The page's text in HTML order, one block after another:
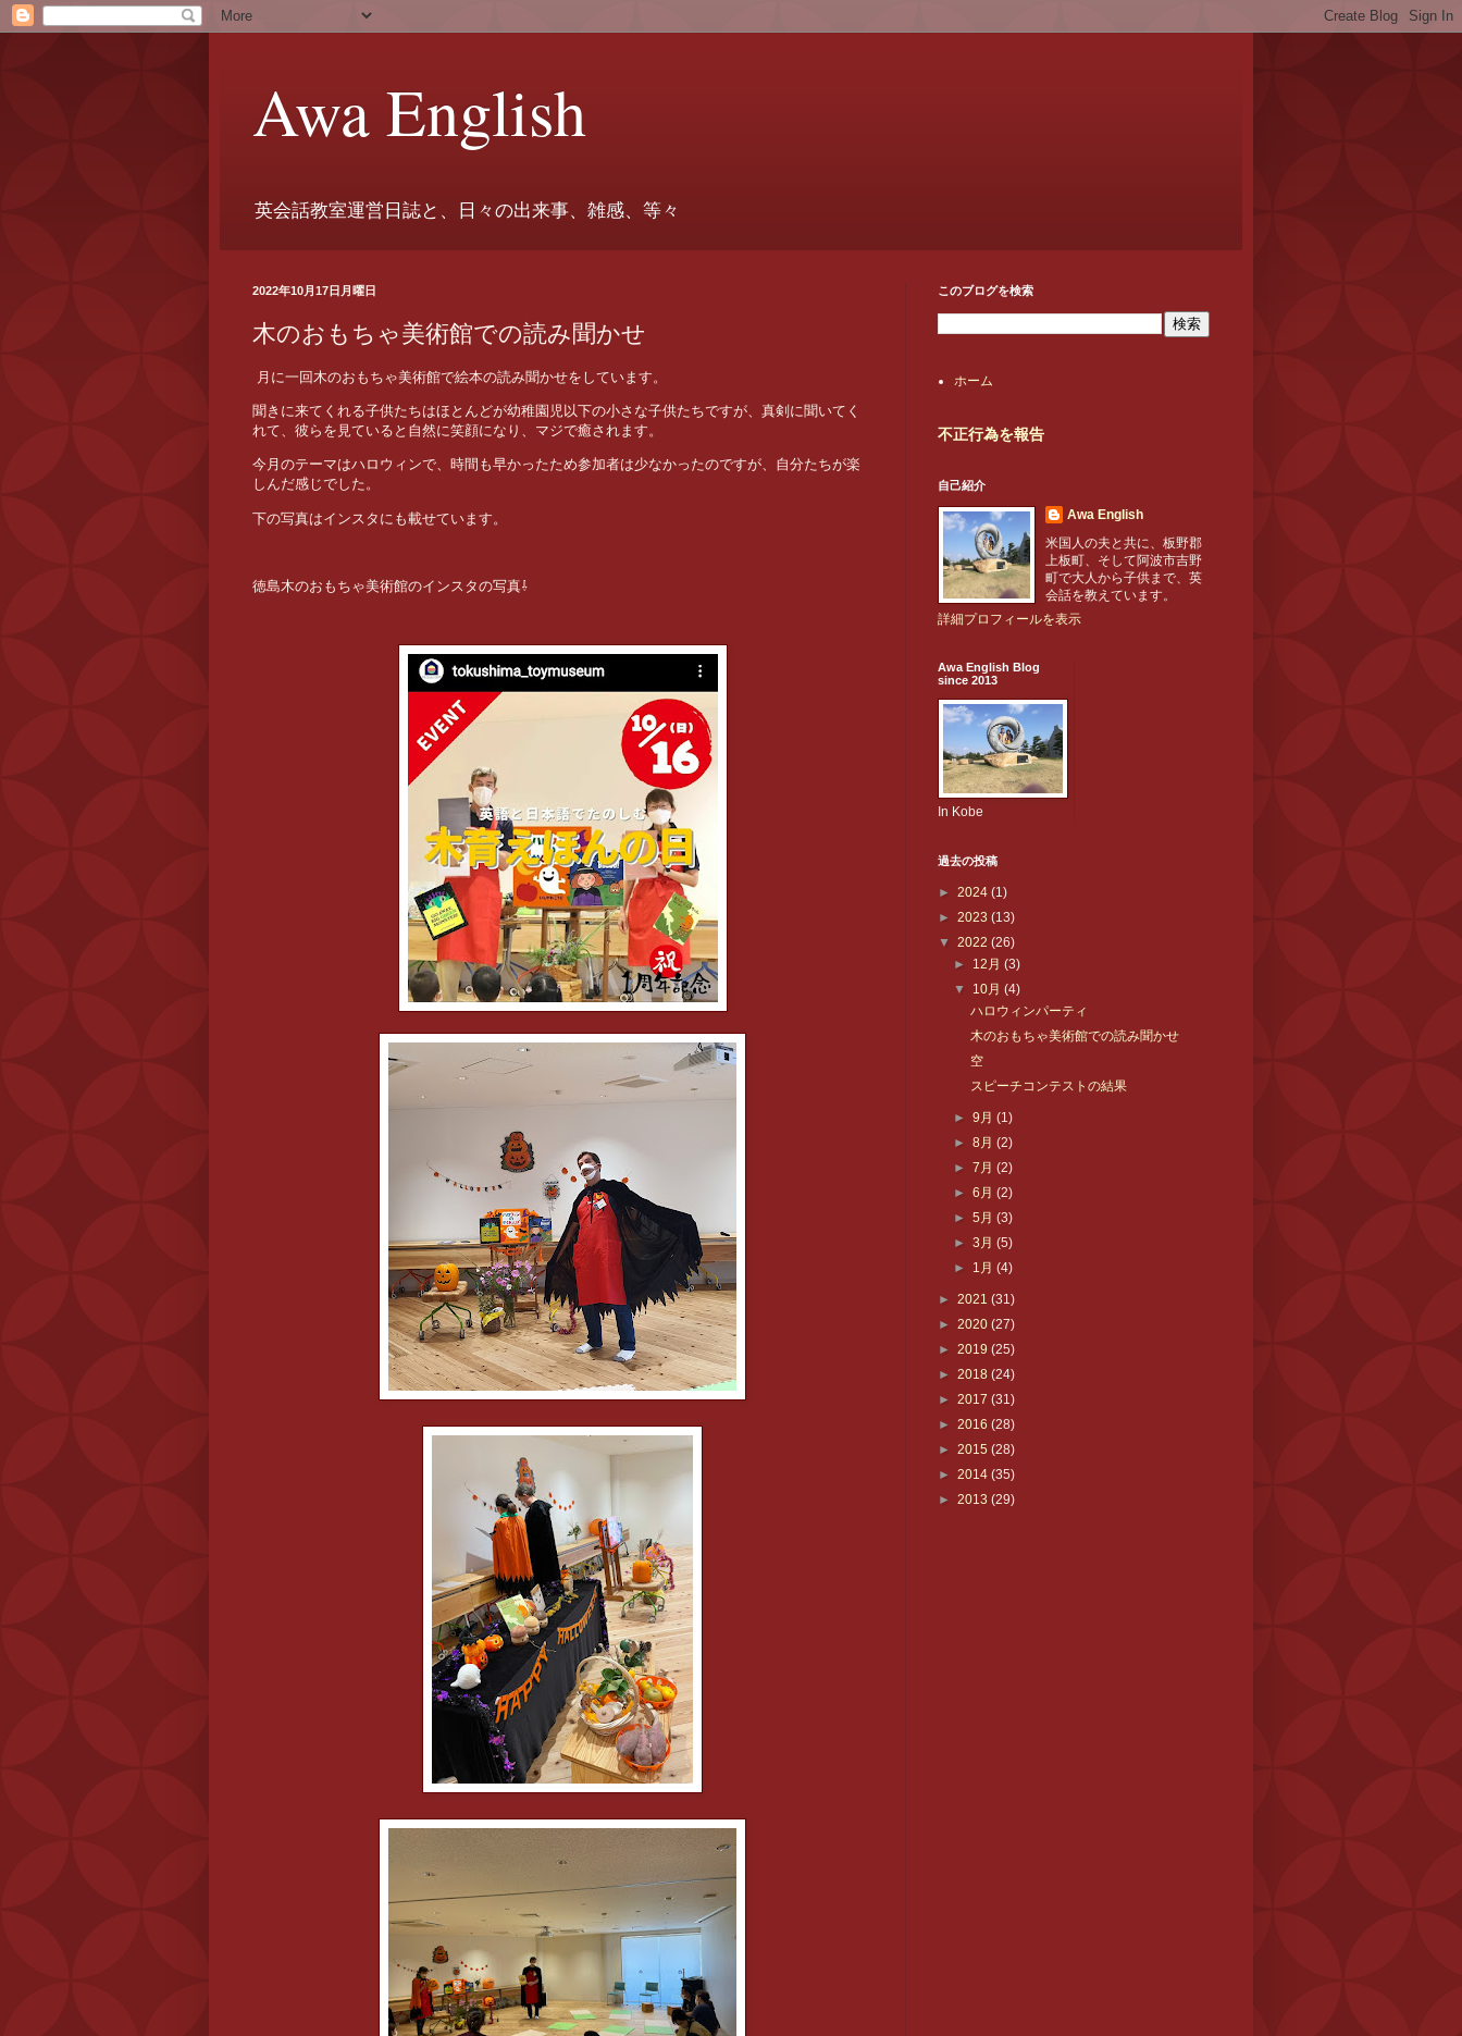
Awa English
英会話教室運営日誌と、日々の出来事、雑感、等々
2022年10月17日月曜日
木のおもちゃ美術館での読み聞かせ
月に一回木のおもちゃ美術館で絵本の読み聞かせをしています。
聞きに来てくれる子供たちはほとんどが幼稚園児以下の小さな子供たちですが、真剣に聞いてく
れて、彼らを見ていると自然に笑顔になり、マジで癒されます。
今月のテーマはハロウィンで、時間も早かったため参加者は少なかったのですが、自分たちが楽
しんだ感じでした。
下の写真はインスタにも載せています。
徳島木のおもちゃ美術館のインスタの写真⇩
このブログを検索
ホーム
不正行為を報告
自己紹介
Awa English
米国人の夫と共に、板野郡
上板町、そして阿波市吉野
町で大人から子供まで、英
会話を教えています。
詳細プロフィールを表示
Awa English Blog
since 2013
In Kobe
過去の投稿
► 2024 (1)
► 2023 (13)
▼ 2022 (26)
► 12月(3)
▼ 10月(4)
ハロウィンパーティ
木のおもちゃ美術館での読み聞かせ
空
スピーチコンテストの結果
►9月(1)
►8月(2)
►7月(2)
►6月(2)
►5月(3)
►3月(5)
► 1月(4)
► 2021 (31)
► 2020 (27)
► 2019 (25)
► 2018 (24)
► 2017 (31)
► 2016 (28)
► 2015 (28)
► 2014 (35)
► 2013 (29)